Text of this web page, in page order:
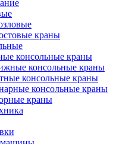
краны
консольные краны
консольные краны
консольные краны
консольные краны
краны